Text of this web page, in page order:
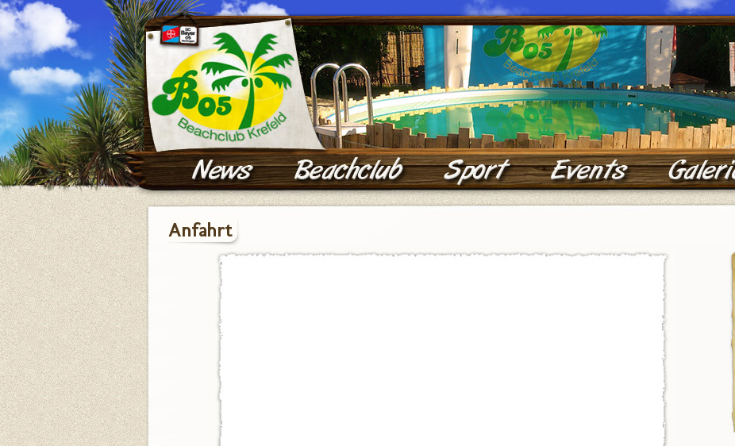
Anfahrt